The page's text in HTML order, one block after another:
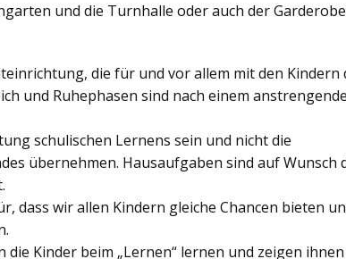
und die Turnhalle oder auch der
die für und vor allem mit den Kindern
und Ruhephasen sind nach einem
schulischen Lernens sein und nicht die
übernehmen. Hausaufgaben sind auf Wunsch
dass wir allen Kindern gleiche Chancen bieten
Kinder beim „Lernen“ lernen und zeigen ihnen